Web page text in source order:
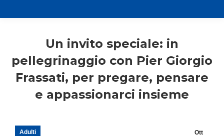
Un invito speciale: in
pellegrinaggio con Pier Giorgio
Frassati, per pregare, pensare
e appassionarci insieme
Ott
Adulti